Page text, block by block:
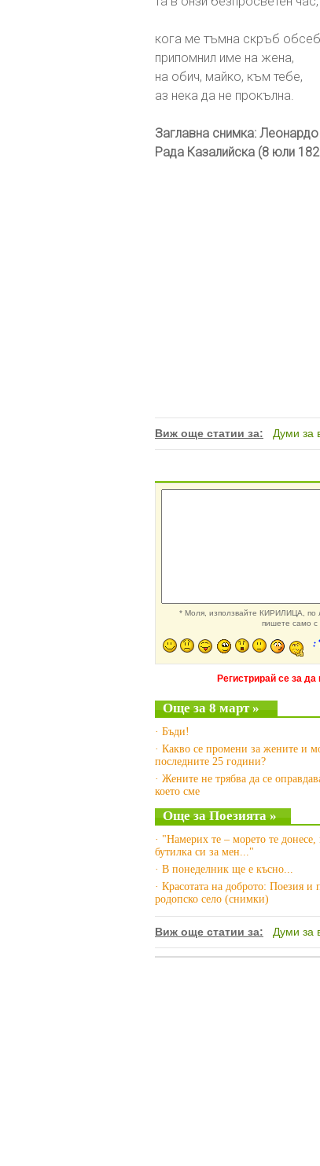
кога ме тъмна скръб
припомнил име на жена,
на обич, майко, към тебе,
аз нека да не прокълна.
Заглавна снимка:
Рада Казалийска (8 юли
Виж още статии за: Думи за
* Моля, използвайте КИРИЛИЦА, по
пишете само с
Регистрирай се за
Още за 8 март »
· Бъди!
· Какво се промени за жените и
последните 25 години?
· Жените не трябва да се
което сме
Още за Поезията »
· "Намерих те – морето те донесе,
бутилка си за мен..."
· В понеделник ще е късно...
· Красотата на доброто: Поезия и
родопско село (снимки)
Виж още статии за: Думи за